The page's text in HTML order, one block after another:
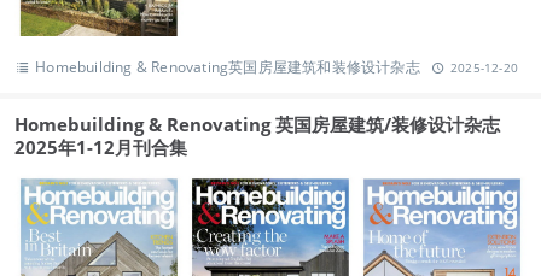
Homebuilding & Renovating英国房屋建筑和装修设计杂志 2025-12-20
Homebuilding & Renovating 英国房屋建筑/装修设计杂志
2025年1-12月刊合集